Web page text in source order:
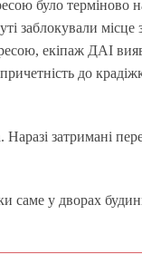
було
заблокували місце
екіпаж ДАІ
до
затримані
саме у дворах